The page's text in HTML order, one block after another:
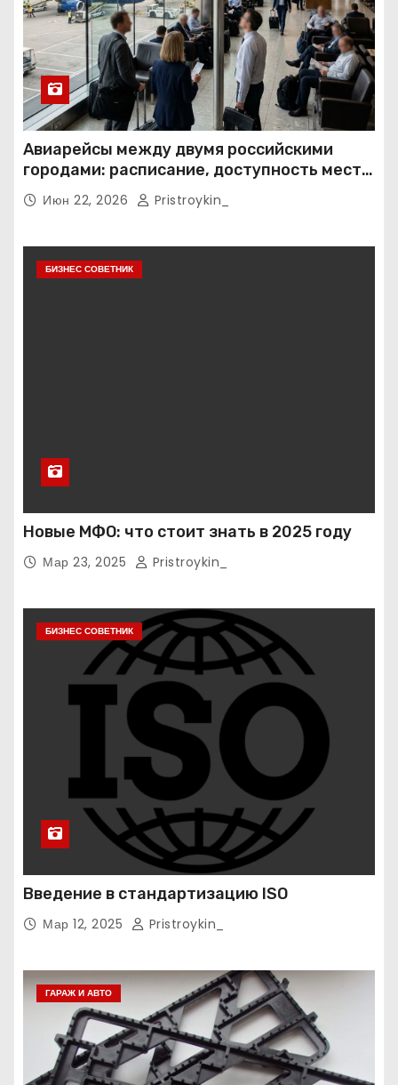
Авиарейсы между двумя российскими
городами: расписание, доступность мест и
тарифные условия
Июн 22, 2026 Pristroykin_
БИЗНЕС СОВЕТНИК
Новые МФО: что стоит знать в 2025 году
Мар 23, 2025 Pristroykin_
БИЗНЕС СОВЕТНИК
Введение в стандартизацию ISO
Мар 12, 2025 Pristroykin_
ГАРАЖ И АВТО